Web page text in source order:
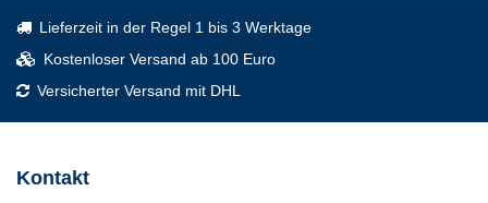
Lieferzeit in der Regel 1 bis 3 Werktage
Kostenloser Versand ab 100 Euro
Versicherter Versand mit DHL
Kontakt